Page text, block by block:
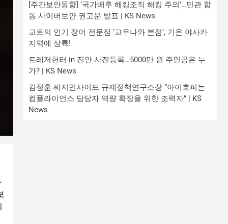
[주간보안동향] ‘국가배후 해킹조직 해킹 주의’…민관 합
동 사이버보안 권고문 발표 | KS News
교토의 인기 장어 전문점 ‘교우나와 본점’, 기온 야사카
지역에 상륙!
트레저헌터 in 진안 사전등록…5000만 원 주인공은 누
가? | KS News
김정훈 씨지인사이드 규제정책연구소장 “아이호퍼는
컴플라이언스 담당자 역량 확장을 위한 조력자” | KS
News